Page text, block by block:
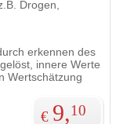
Drogen,
erkennen des
innere Werte
Wertschätzung
€ 9,10